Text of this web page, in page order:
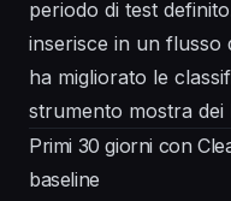
periodo di test
inserisce in un flusso
ha migliorato le
strumento mostra dei
Primi 30 giorni con
baseline